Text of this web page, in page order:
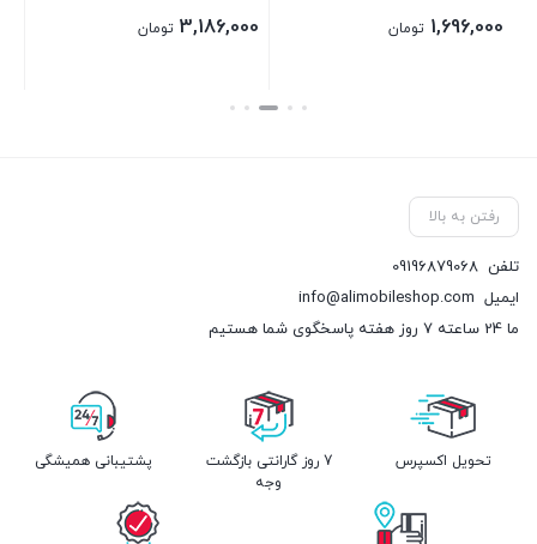
1,696,000 تومان 3,186,000 تومان
بستن
رفتن به بالا
تلفن 09196879068
ایمیل info@alimobileshop.com
ما 24 ساعته 7 روز هفته پاسخگوی شما هستیم
تحویل اکسپرس
7 روز گارانتی بازگشت
وجه
پشتیبانی همیشگی